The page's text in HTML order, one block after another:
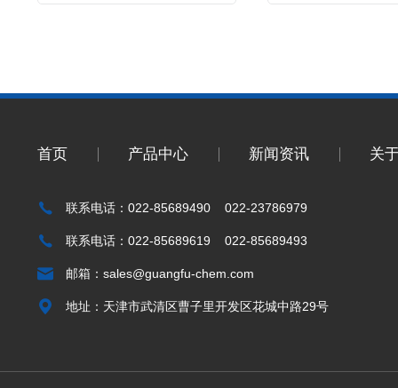
首页 产品中心 新闻资讯 关
联系电话：022-85689490 022-23786979
联系电话：022-85689619 022-85689493
邮箱： sales@guangfu-chem.com
地址：天津市武清区曹子里开发区花城中路29号